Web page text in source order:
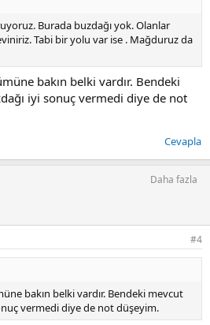
Burada buzdağı yok. Olanlar
Tabi bir yolu var ise . Mağduruz da
bakın belki vardır. Bendeki
iyi sonuç vermedi diye de not
Cevapla
Daha fazla
#4
bakın belki vardır. Bendeki mevcut
vermedi diye de not düşeyim.